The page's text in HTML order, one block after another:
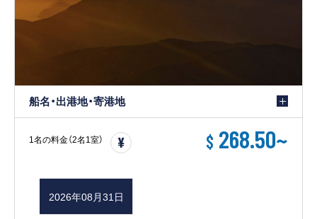
船名・出港地・寄港地
1名の料金（2名1室） $ 268.50~
2026年08月31日